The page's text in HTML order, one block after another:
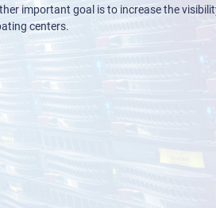
important goal is to increase the
centers.